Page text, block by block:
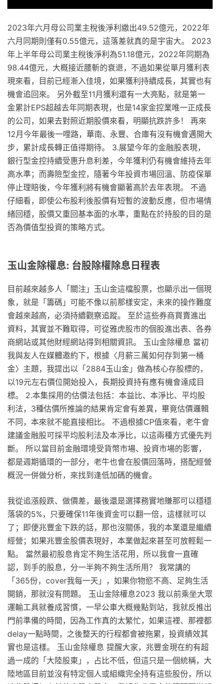
2023年六月母公司業主稅後淨利繳出49.52億元，2022年
六月同期則僅有0.55億元，這落差就真的是宇宙大。 2023
年上半年母公司業主稅後淨利為51.18億元，2022年同期為
98.44億元，大概接近腰斬的衰退，不過如果從單月獲利表
現來看，目前已經漸入佳境，如果獲利持續成長，其實也有
機會追回來。 另外截至11月獲利還有一大亮點，就是第一
金累計EPS超越去年同期表現，也是14家金控業唯一正成長
的公司，如果去對照近期股價來看，明顯抗跌許多！ 再來
12月今年最後一哩路，華南、永豐、合庫有沒有機會邁開大
步，累計成長轉正值得期待。 3.展望今年的金融股表現，
銀行型金控持續受惠升息利差，今年獲利仍有機會維持去年
高水準；而壽險型金控，隨著今年投資市場回溫、防疫保單
停止理賠後，今年獲利將有機會顯著高於去年表現。 不過
仔細看，即使公布股利後股價有短暫的波動反應，但市場情
緒回穩，股價又重回基本面的水準，重點在於持股的目的是
否為價值型投資的策略方式。
玉山金除權息: 台股除權除息日程表
目前越來越多人「關注」玉山金這檔股票，也顯示出一個現
象，就是「籌碼」可能不像以前那樣安定，未來的操作難度
會越來越高，必須持續觀察追蹤。 至於這些券商買賣進出
資料，其實並不難取得，可從雅虎股市的個股進出表、各券
商網站或其他財經網站得到相關資訊。 玉山金除權息 當初
我與友人在媒體邀約下，根據〈月薪三萬如何存到第一桶
金〉主題，我提出以「2884玉山金」做為核心存股標的，
以19元左右價位開始投入，長期投資持有應有機會達成目
標。 2.本集採用的估價法包括：本益比、本淨比、平均股
利法，3種估價所推論的結果肯定會有差異，畢竟估價邏輯
不同，本來就不能直接相比。 不過根據CP值來看，老牛會
建議金融股可採平均股利法及本淨比，以這兩種方式優先判
斷。 所以當目前金融環境受貨幣市場、投資市場的影響，
都是週期循環的一部分，老牛也會在股價回落時，搭配經營
概況一併做分析，來找到逢低加碼的機會。
我從追漲殺跌、做價差，最後還是選擇務實地賺那可以穩穩
落袋的5%，只要確保11年後資金可以翻一倍，這樣就可以
了；即便兆豐金下跌的話，那也沒關係，我的本業還是繼續
經營；如果兆豐金股價表現好，本業做起來甚至可放輕鬆一
點。 當然最初股息肯定不夠生活花用，所以我會一直確
認，到手的股息，分一半夠不夠生活所用？ 我常講的
「365份，cover我每一天」，如果你物慾不高、足夠生活
開銷，那就沒有問題。 玉山金除權息2023 我以前乘坐大眾
運輸工具就養成習慣，一早公車大概幾點到站，我就反推出
門前準備的時間，因為工作真的太繁忙，如果這裡、那裡都
delay一點時間，之後整天的行程都會被拖累，投資績效其
實也是這樣。 玉山金除權息 提醒大家，兆豐金現在約有超
過一成的「大陸股東」，占比不低，但這只是一個統稱，大
陸地區目前並沒有特定個人或組織完全持有這些股份，所以